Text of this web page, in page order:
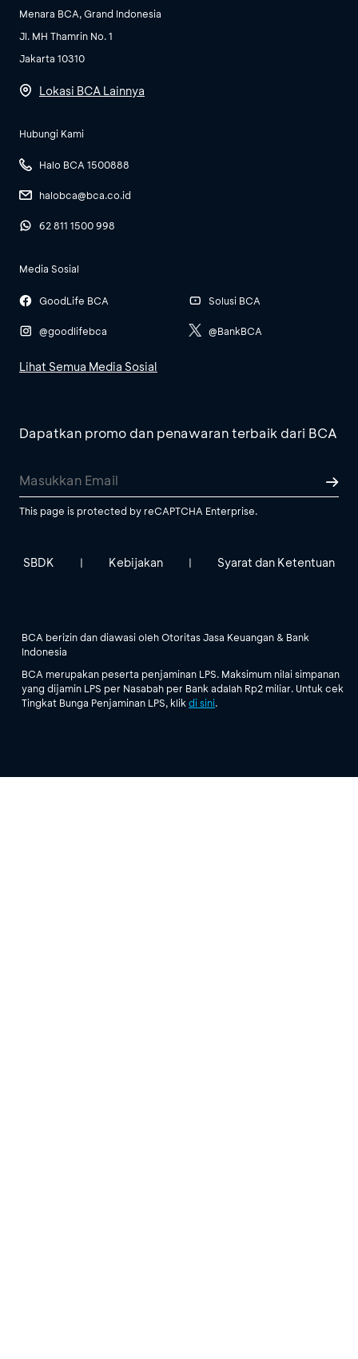
Menara BCA, Grand Indonesia
Jl. MH Thamrin No. 1
Jakarta 10310
Lokasi BCA Lainnya
Hubungi Kami
Halo BCA 1500888
halobca@bca.co.id
62 811 1500 998
Media Sosial
GoodLife BCA
@goodlifebca
Solusi BCA
@BankBCA
Lihat Semua Media Sosial
Dapatkan promo dan penawaran terbaik dari BCA
This page is protected by reCAPTCHA Enterprise.
SBDK | Kebijakan | Syarat dan Ketentuan
BCA berizin dan diawasi oleh Otoritas Jasa Keuangan & Bank
Indonesia
BCA merupakan peserta penjaminan LPS. Maksimum nilai simpanan
yang dijamin LPS per Nasabah per Bank adalah Rp2 miliar. Untuk cek
Tingkat Bunga Penjaminan LPS, klik di sini.